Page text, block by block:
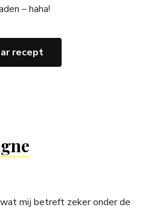
– haha!
recept
mij betreft zeker onder de